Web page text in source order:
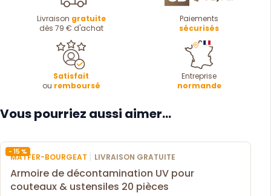
Livraison gratuite
dès 79 € d'achat
Paiements
sécurisés
Satisfait
ou remboursé
Entreprise
normande
Vous pourriez aussi aimer...
- 15 %
MATFER-BOURGEAT | LIVRAISON GRATUITE
Armoire de décontamination UV pour
couteaux & ustensiles 20 pièces